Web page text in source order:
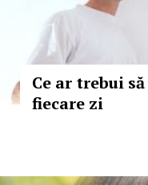
Ce ar trebui
fiecare zi